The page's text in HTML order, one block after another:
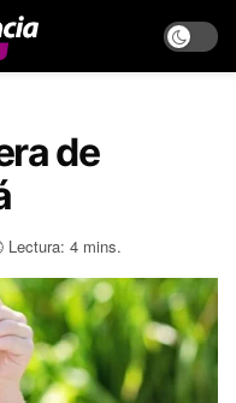
de
Lectura: 4 mins.